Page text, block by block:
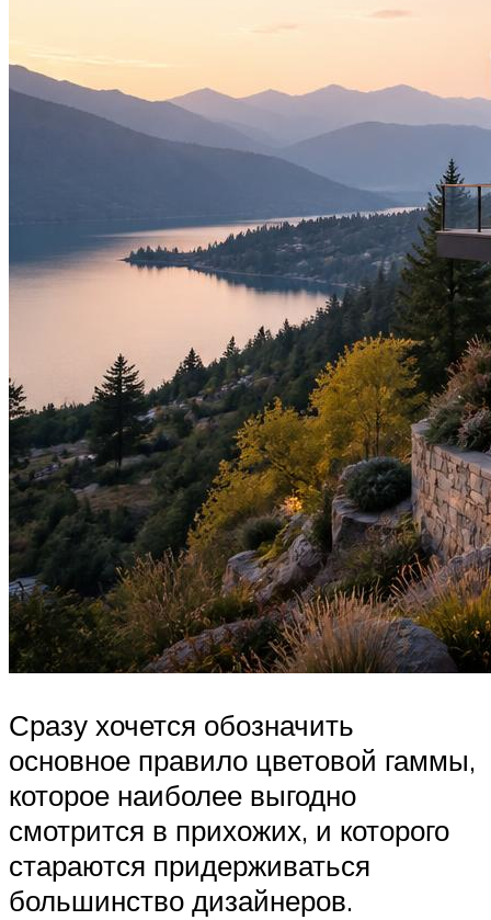
Сразу хочется обозначить
основное правило цветовой гаммы,
которое наиболее выгодно
смотрится в прихожих, и которого
стараются придерживаться
большинство дизайнеров.